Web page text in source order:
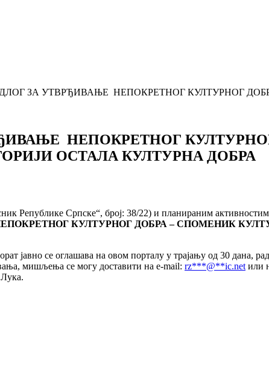
ЗА УТВРЂИВАЊЕ НЕПОКРЕТНОГ КУЛТУРНОГ
НЕПОКРЕТНОГ
ОСТАЛА КУЛТУРНА ДОБРА
Републике Српске“, број: 38/22) и планираним
КУЛТУРНОГ ДОБРА –СПОМЕНИК
јавно се оглашава на овом порталу у трајању од 30
мишљења се могу доставити на e-mail: rz***@**ic.net или